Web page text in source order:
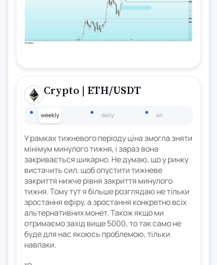
Crypto | ETH/USDT
weekly daily 4h
У рамках тижневого періоду ціна змогла зняти
мінімум минулого тижня, і зараз вона
закривається шикарно. Не думаю, що у ринку
вистачить сил, щоб опустити тижневе
закриття нижче рівня закриття минулого
тижня. Тому тут я більше розглядаю не тільки
зростання ефіру, а зростання конкретно всіх
альтернативних монет. Також якщо ми
отримаємо захід вище 5000, то так само не
буде для нас якоюсь проблемою, тільки
навпаки.